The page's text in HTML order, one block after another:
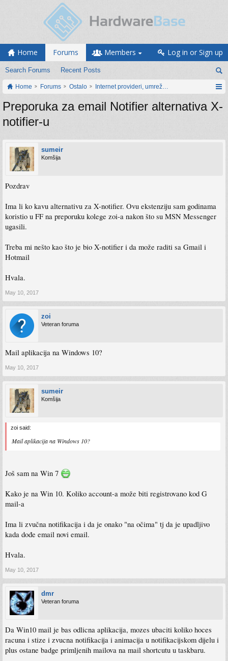
Home Forums
Search Forums Recent Posts
Members Log in or Sign up
Home Forums Ostalo Internet provideri, umrežavanje i web servisi
Preporuka za email Notifier alternativa X-
notifier-u
sumeir
Komšija
Pozdrav
Ima li ko kavu alternativu za X-notifier. Ovu ekstenziju sam godinama
koristio u FF na preporuku kolege zoi-a nakon što su MSN Messenger
ugasili.
Treba mi nešto kao što je bio X-notifier i da može raditi sa Gmail i
Hotmail
Hvala.
May 10, 2017
zoi
Veteran foruma
Mail aplikacija na Windows 10?
May 10, 2017
sumeir
Komšija
zoi said:
Mail aplikacija na Windows 10?
Još sam na Win 7
Kako je na Win 10. Koliko account-a može biti registrovano kod G
mail-a
Ima li zvučna notifikacija i da je onako "na očima" tj da je upadljivo
kada dođe email novi email.
Hvala.
May 10, 2017
dmr
Veteran foruma
Da Win10 mail je bas odlicna aplikacija, mozes ubaciti koliko hoces
racuna i stize i zvucna notifikacija i animacija u notifikacijskom dijelu i
plus ostane badge primljenih mailova na mail shortcutu u taskbaru.